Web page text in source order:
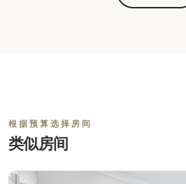
根据预算选择房间
类似房间